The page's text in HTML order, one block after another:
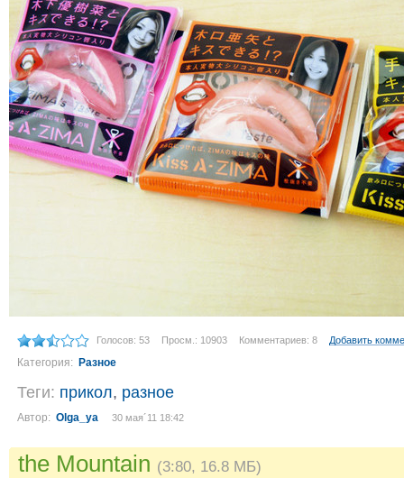
Голосов: 53 Просм.: 10903 Комментариев: 8 Добавить
Категория: Разное
Теги: прикол, разное
Автор: Olga_ya 30 мая´11 18:42
the Mountain (3:80, 16.8 МБ)